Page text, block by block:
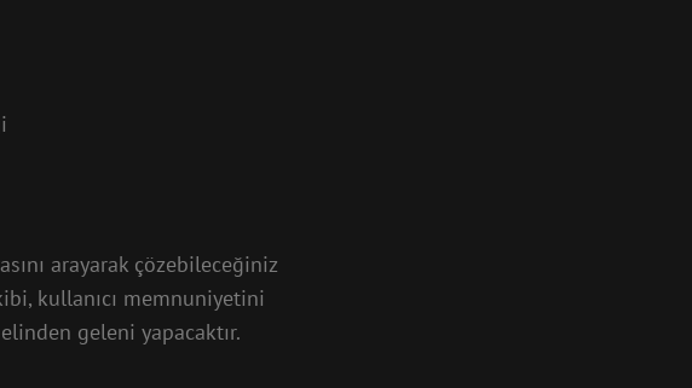
arayarak çözebileceğiniz
kullanıcı memnuniyetini
geleni yapacaktır.